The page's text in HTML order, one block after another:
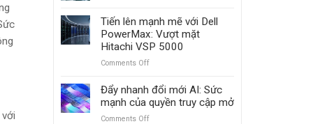
suy
luận
AI
ObjectScale
vệ
Nhà
máy
AI
Tiến lên mạnh mẽ với Dell
PowerMax: Vượt mặt
Hitachi VSP 5000
Comments Off
lên
mạnh
mẽ
Đẩy nhanh đổi mới AI: Sức
mạnh của quyền truy cập mở
Comments Off